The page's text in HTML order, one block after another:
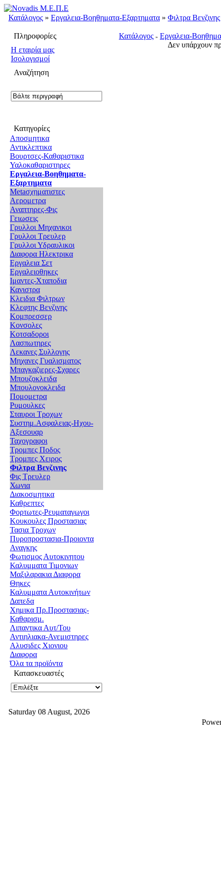
Κατάλογος » Εργαλεια-Βοηθηματα-Εξαρτηματα » Φιλτρα Βενζινης
Πληροφορίες
H εταιρία μας
Ισολογισμοί
Αναζήτηση
Κατηγορίες
Αποσμητικα
Αντικλεπτικα
Βουρτσες-Καθαριστικα
Υαλοκαθαριστηρες
Εργαλεια-Βοηθηματα-
Εξαρτηματα
Metaσχηματιστες
Αερομετρα
Αναπτηρες-Φις
Γειωσεις
Γρυλλοι Μηχανικοι
Γρυλλοι Τρευλερ
Γρυλλοι Υδραυλικοι
Διαφορα Ηλεκτρικα
Εργαλεια Σετ
Εργαλειοθηκες
Ιμαντες-Χταποδια
Κανιστρα
Κλειδια Φιλτρων
Κλεφτης Βενζινης
Κομπρεσσερ
Κονσολες
Κοτσαδοροι
Λασπωτηρες
Λεκανες Συλλογης
Μηχανες Γυαλισματος
Μπαγκαζιερες-Σχαρες
Μπουζοκλειδα
Μπουλονοκλειδα
Πομομετρα
Ρυμουλκες
Σταυροι Τροχων
Συστημ.Ασφαλειας-Ηχου-
Αξεσουαρ
Ταχογραφοι
Τρομπες Ποδος
Τρομπες Χειρος
Φιλτρα Βενζινης
Φις Τρευλερ
Χωνια
Διακοσμητικα
Καθρεπτες
Φορτωτες-Ρευματαγωγοι
Κουκουλες Προστασιας
Τασια Τροχων
Πυροπροστασια-Προιοντα
Αναγκης
Φωτισμος Αυτοκινητου
Καλυμματα Τιμονιων
Μαξιλαρακια Διαφορα
Θηκες
Καλυμματα Αυτοκινήτων
Δαπεδα
Χημικα Πρ.Προστασιας-
Καθαρισμ.
Λιπαντικα Αυτ/Του
Αντιηλιακα-Ανεμιστηρες
Αλυσιδες Χιονιου
Διαφορα
Όλα τα προϊόντα
Κατασκευαστές
Κατάλογος » Εργαλεια-
Δεν υπάρχουν
Saturday 08 August, 2026